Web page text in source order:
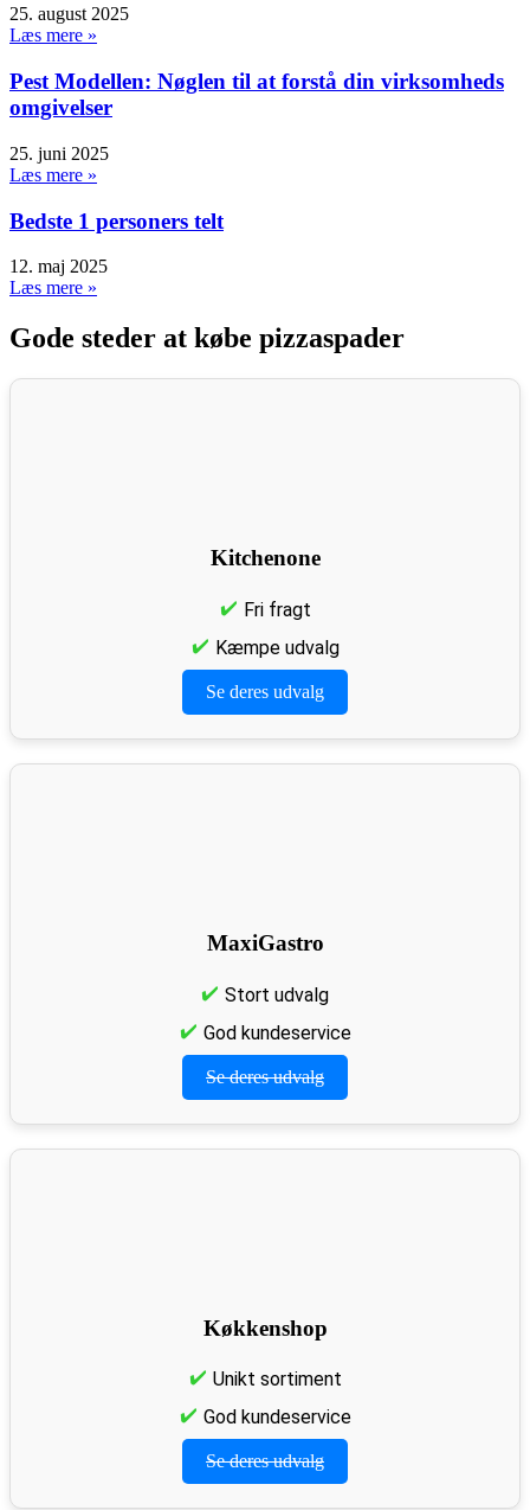
25. august 2025
Læs mere »
Pest Modellen: Nøglen til at forstå din virksomheds
omgivelser
25. juni 2025
Læs mere »
Bedste 1 personers telt
12. maj 2025
Læs mere »
Gode steder at købe pizzaspader
Kitchenone
Fri fragt
Kæmpe udvalg
Se deres udvalg
MaxiGastro
Stort udvalg
God kundeservice
Se deres udvalg
Køkkenshop
Unikt sortiment
God kundeservice
Se deres udvalg